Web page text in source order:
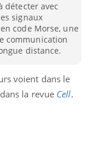
détecter avec
signaux
code Morse, une
communication
distance.
voient dans le
la revue Cell.